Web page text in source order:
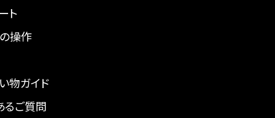
ト
操作
物ガイド
るご質問